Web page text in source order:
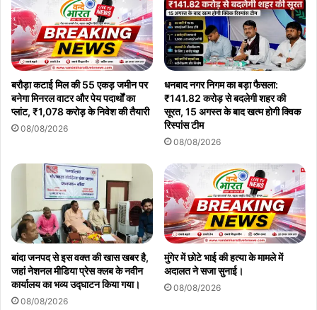
बरौड़ा कटाई मिल की 55 एकड़ जमीन पर
बनेगा मिनरल वाटर और पेय पदार्थों का
प्लांट, ₹1,078 करोड़ के निवेश की तैयारी
08/08/2026
धनबाद नगर निगम का बड़ा फैसला:
₹141.82 करोड़ से बदलेगी शहर की
सूरत, 15 अगस्त के बाद खत्म होगी क्विक
रिस्पांस टीम
08/08/2026
बांदा जनपद से इस वक्त की खास खबर है,
जहां नेशनल मीडिया प्रेस क्लब के नवीन
कार्यालय का भव्य उद्घाटन किया गया।
08/08/2026
मुंगेर में छोटे भाई की हत्या के मामले में
अदालत ने सजा सुनाई।
08/08/2026